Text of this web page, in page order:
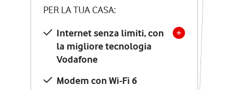
PER LA TUA CASA:
Internet senza limiti, con
la migliore tecnologia
Vodafone
Modem con Wi-Fi 6
PER LA TUA CASA:
Internet senza limiti, con
la migliore tecnologia
Vodafone
Modem Seven con Wi-Fi 7
Chiamate illimitate verso
numeri fissi e mobili